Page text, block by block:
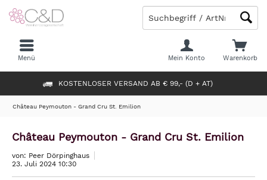
KOSTENLOSER VERSAND AB € 99,- (D + AT)
Warenkorb
Mein Konto
Menü
Château Peymouton - Grand Cru St. Emilion
Château Peymouton - Grand Cru St. Emilion
von: Peer Dörpinghaus
23. Juli 2024 10:30